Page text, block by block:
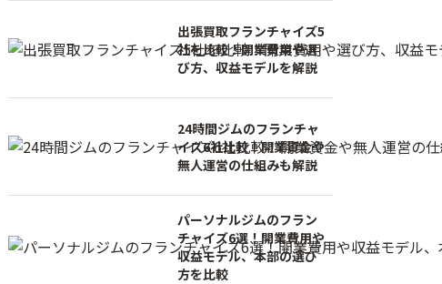
出張買取フランチャイズ5
社を比較！開業費用や選
び方、収益モデルを解説
24時間ジムのフランチャ
イズ6社比較！開業資金や
無人運営の仕組みも解説
パーソナルジムのフラン
チャイズ6選！開業費用や
収益モデル、本部の選び
方を比較